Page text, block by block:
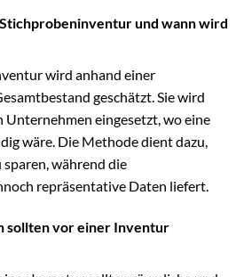
und wann wird
wird anhand einer
geschätzt. Sie wird
Unternehmen eingesetzt, wo eine
wäre. Die Methode dient dazu,
sparen, während die
repräsentative Daten liefert.
sollten vor einer Inventur